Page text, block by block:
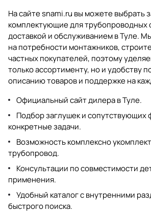
На сайтеsnami.ru вы можете выбрать
комплектующие для трубопроводных
доставкой и обслуживанием в Туле.
на потребности монтажников,
частных покупателей, поэтому
только ассортименту, но и удобству
описанию товаров и поддержке на
Официальный сайт дилера в Туле.
Подбор заглушек и сопутствующих
конкретные задачи.
Возможность комплексно
трубопровод.
Консультации по совместимости
применения.
Удобный каталог с внутренними
быстрого поиска.